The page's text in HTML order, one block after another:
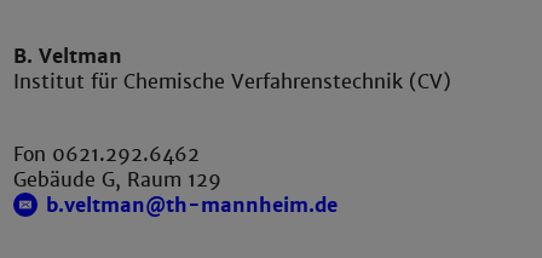
B. Veltman
Institut für Chemische Verfahrenstechnik (CV)
Fon 0621.292.6462
Gebäude G, Raum 129
b.veltman@th-mannheim.de